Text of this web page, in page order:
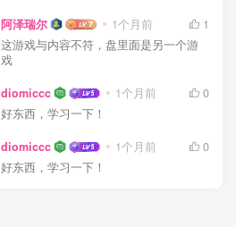
阿泽瑞尔 1个月前
1
这游戏与内容不符，盘里面是另一个游
戏
diomiccc 1个月前
0
好东西，学习一下！
diomiccc 1个月前
0
好东西，学习一下！